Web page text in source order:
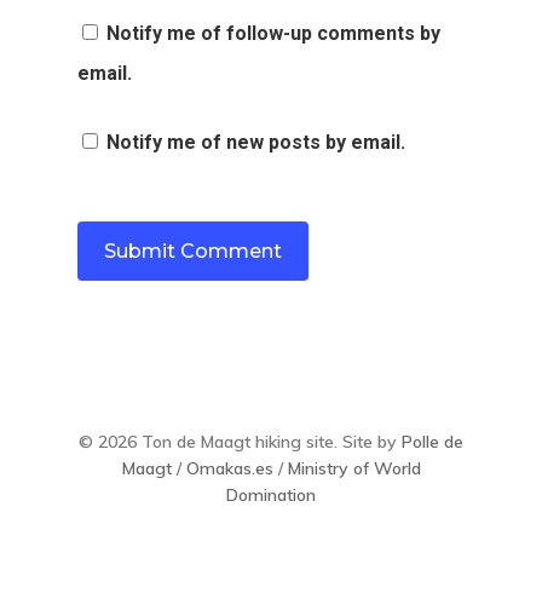
Notify me of follow-up comments by
email.
Notify me of new posts by email.
© 2026 Ton de Maagt hiking site. Site by Polle de
Maagt/Omakas.es /Ministry of World
Domination